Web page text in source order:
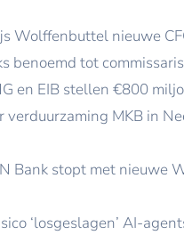
Wolffenbuttel nieuwe
benoemd tot commissaris
en EIB stellen €800
verduurzaming MKB in
Bank stopt met nieuwe
‘losgeslagen’ AI-